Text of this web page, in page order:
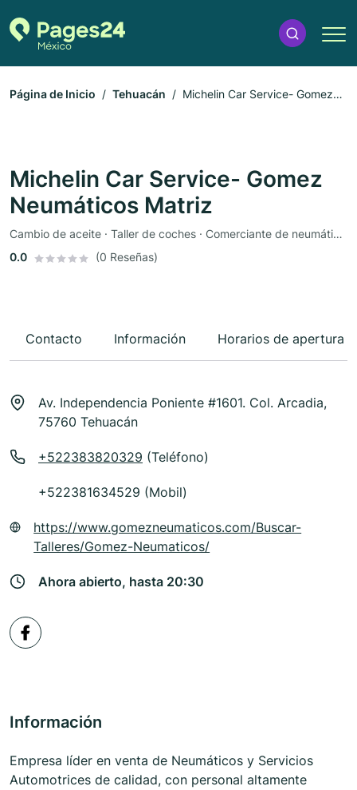
Página de Inicio Tehuacán
Michelin Car Service- Gomez
Michelin Car Service- Gomez
Neumáticos Matriz
Cambio de aceite · Taller de coches · Comerciante de neumáticos
0.0
(0 Reseñas)
Contacto Información Horarios de apertura
Av. Independencia Poniente #1601. Col. Arcadia,
75760 Tehuacán
+522383820329 (Teléfono)
+522381634529 (Mobil)
https://www.gomezneumaticos.com/Buscar-
Talleres/Gomez-Neumaticos/
Ahora abierto, hasta 20:30
Información
Empresa líder en venta de Neumáticos y Servicios
Automotrices de calidad, con personal altamente